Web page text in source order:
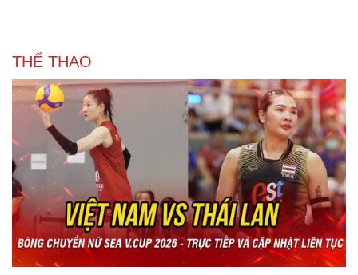
THỂ THAO